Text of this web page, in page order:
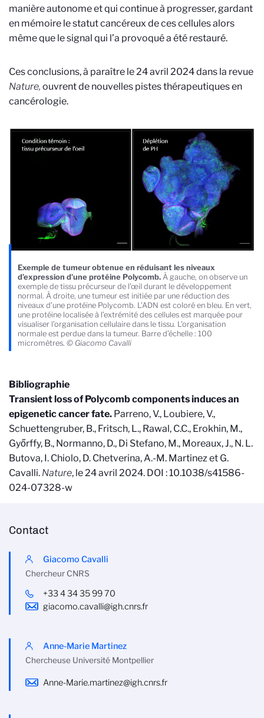
manière autonome et qui continue à progresser, gardant
en mémoire le statut cancéreux de ces cellules alors
même que le signal qui l’a provoqué a été restauré.
Ces conclusions, à paraître le 24 avril 2024 dans la revue
Nature, ouvrent de nouvelles pistes thérapeutiques en
cancérologie.
Exemple de tumeur obtenue en réduisant les niveaux
d’expression d’une protéine Polycomb. À gauche, on observe un
exemple de tissu précurseur de l’œil durant le développement
normal. À droite, une tumeur est initiée par une réduction des
niveaux d’une protéine Polycomb. L’ADN est coloré en bleu. En vert,
une protéine localisée à l’extrémité des cellules est marquée pour
visualiser l’organisation cellulaire dans le tissu. L'organisation
normale est perdue dans la tumeur. Barre d’échelle : 100
micromètres. © Giacomo Cavalli
Bibliographie
Transient loss of Polycomb components induces an
epigenetic cancer fate. Parreno, V., Loubiere, V.,
Schuettengruber, B., Fritsch, L., Rawal, C.C., Erokhin, M.,
Győrffy, B., Normanno, D., Di Stefano, M., Moreaux, J., N. L.
Butova, I. Chiolo, D. Chetverina, A.-M. Martinez et G.
Cavalli. Nature, le 24 avril 2024. DOI :10.1038/s41586-
024-07328-w
Contact
Giacomo Cavalli
Chercheur CNRS
+33 4 34 35 99 70
giacomo.cavalli@igh.cnrs.fr
Anne-Marie Martinez
Chercheuse Université Montpellier
Anne-Marie.martinez@igh.cnrs.fr